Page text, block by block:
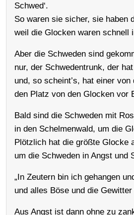
Schwed‘.
So waren sie sicher, sie haben
weil die Glocken waren schnell
Aber die Schweden sind
nur, der Schwedentrunk, der
und, so scheint’s, hat einer von
den Platz von den Glocken vor
Bald sind die Schweden mit
in den Schelmenwald, um die
Plötzlich hat die größte Glocke
um die Schweden in Angst und
„In Zeutern bin ich gehangen
und alles Böse und die Gewitter
Aus Angst ist dann ohne zu